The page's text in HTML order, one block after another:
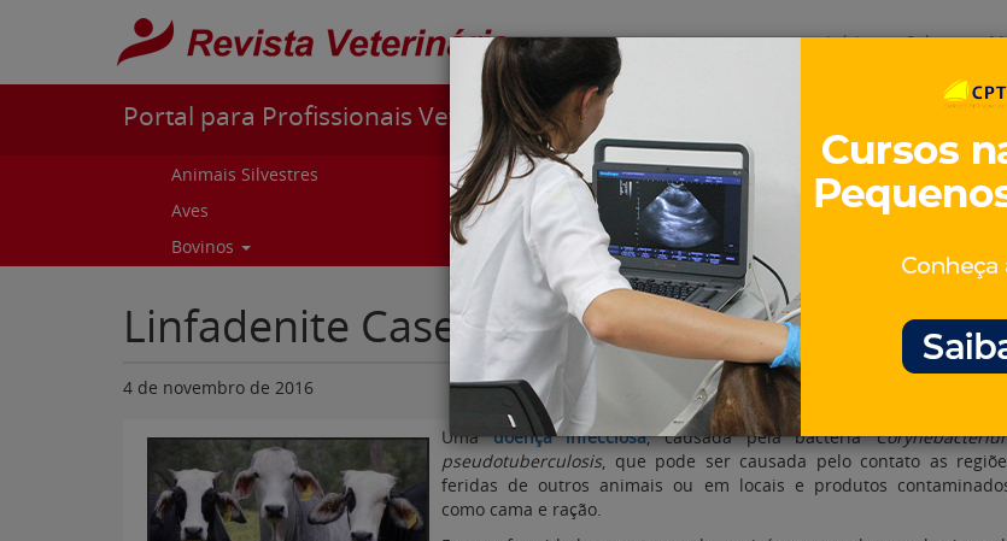
Pular para o conteúdo
Início Sobre
Portal para Profissionais Veterinários
Animais Silvestres
Aves
Bovinos
Caprinos e ovinos
Curiosidades
Cursos e Eventos
Equinos
Linfadenite Caseosa em Bovinos
4 de novembro de 2016
Umadoença infecciosa, causada pela bactéria
pseudotuberculosis, que pode ser causada pelo contato as
feridas de outros animais ou em locais e produtos
como cama e ração.